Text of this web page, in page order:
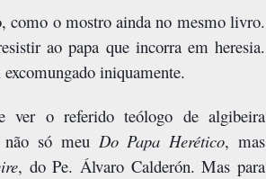
como o mostro ainda no mesmo livro.
ao papa que incorra em heresia.
iniquamente.
ver o referido teólogo de algibeira
só meu Do Papa Herético, mas
, do Pe. Álvaro Calderón. Mas para